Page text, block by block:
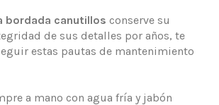
bordada canutillos conserve su
de sus detalles por años, te
estas pautas de mantenimiento
a mano con agua fría y jabón